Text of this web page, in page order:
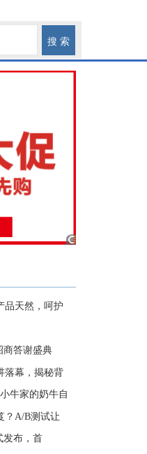
品天然，呵护
商答谢盛典
落幕，揭秘背
牛家的奶牛自
？A/B测试让
发布，首